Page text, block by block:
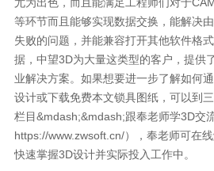
等环节而且能够实现数据交换，能解决
失败的问题，并能兼容打开其他软件格
据，中望3D为大量这类型的客户，提供
业解决方案。如果想要进一步了解如何
设计或下载免费本文锁具图纸，可以到
栏目&mdash;&mdash;跟奉老师学3D交
https://www.zwsoft.cn/），奉老师可在
快速掌握3D设计并实际投入工作中。